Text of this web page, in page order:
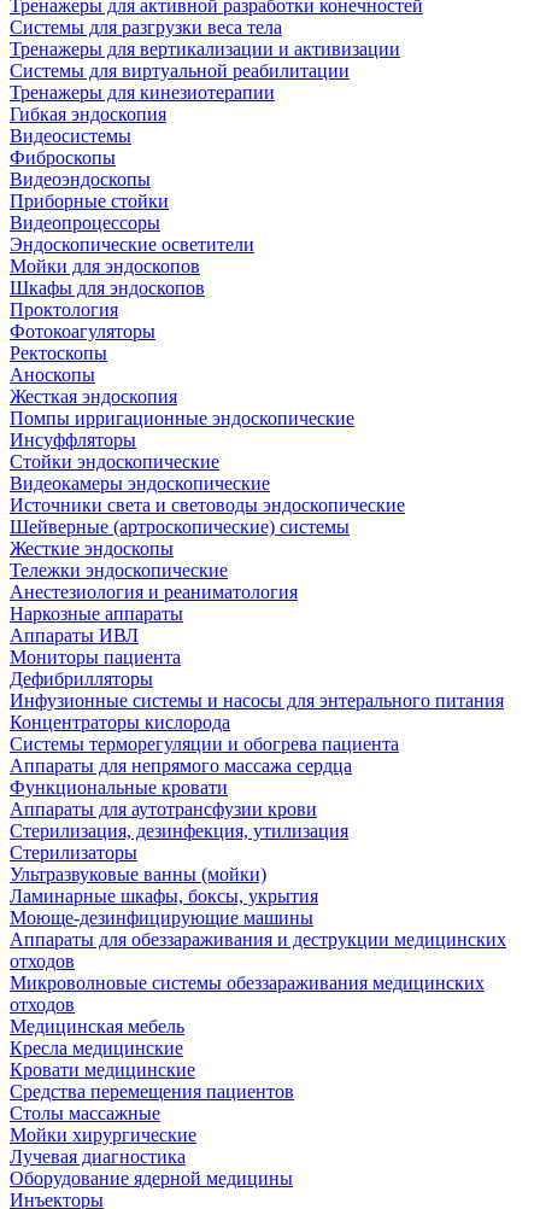
Тренажеры для активной разработки конечностей
Системы для разгрузки веса тела
Тренажеры для вертикализации и активизации
Системы для виртуальной реабилитации
Тренажеры для кинезиотерапии
Гибкая эндоскопия
Видеосистемы
Фиброскопы
Видеоэндоскопы
Приборные стойки
Видеопроцессоры
Эндоскопические осветители
Мойки для эндоскопов
Шкафы для эндоскопов
Проктология
Фотокоагуляторы
Ректоскопы
Аноскопы
Жесткая эндоскопия
Помпы ирригационные эндоскопические
Инсуффляторы
Стойки эндоскопические
Видеокамеры эндоскопические
Источники света и световоды эндоскопические
Шейверные (артроскопические) системы
Жесткие эндоскопы
Тележки эндоскопические
Анестезиология и реаниматология
Наркозные аппараты
Аппараты ИВЛ
Мониторы пациента
Дефибрилляторы
Инфузионные системы и насосы для энтерального питания
Концентраторы кислорода
Системы терморегуляции и обогрева пациента
Аппараты для непрямого массажа сердца
Функциональные кровати
Аппараты для аутотрансфузии крови
Стерилизация, дезинфекция, утилизация
Стерилизаторы
Ультразвуковые ванны (мойки)
Ламинарные шкафы, боксы, укрытия
Моюще-дезинфицирующие машины
Аппараты для обеззараживания и деструкции медицинских
отходов
Микроволновые системы обеззараживания медицинских
отходов
Медицинская мебель
Кресла медицинские
Кровати медицинские
Средства перемещения пациентов
Столы массажные
Мойки хирургические
Лучевая диагностика
Оборудование ядерной медицины
Инъекторы